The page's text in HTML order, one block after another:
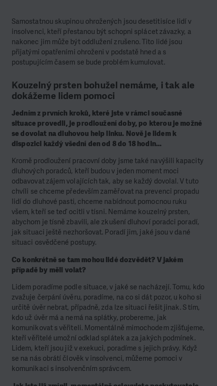
Samostatnou skupinou ohrožených jsou desetitisíce lidí v
insolvenci, kteří přestanou být schopni splácet závazky, a
nakonec jim může být oddlužení zrušeno. Tito lidé jsou
přijatými opatřeními ohroženi v podstatě hned a s
postupujícím časem se bude problém kumulovat.
Kouzelný prsten bohužel nemáme, i tak ale
dokážeme lidem pomoci
Jedním z prvních kroků, které jste v rámci současné
situace provedli, je prodloužení doby, po kterou je možné
se dovolat na dluhovou help linku. Nově je lidem k
dispozici každý všední den od 8 do 18 hodin…
Kromě prodloužení pracovní doby jsme také navýšili kapacity
dluhových poradců, kteří budou v jeden moment moci
odbavovat zájem volajících tak, aby se každý dovolal. V tuto
chvíli se chceme především zaměřovat na prevenci propadu
lidí do dluhové pasti, chceme nabídnout pomocnou ruku
všem, kteří se teď ocitli v tísni. Nemáme kouzelný prsten,
abychom je tísně zbavili, ale zkušení dluhoví poradci poradí,
jak situaci ještě nezhoršovat. Poradí jim, jaké jsou v dané
situaci osvědčené postupy.
Co konkrétně se tam mohou lidé dozvědět? V jakém
případě by měli volat?
Lidem poradíme podle situace, v jaké se nacházejí. Tomu, kdo
zvažuje čerpání úvěru, poradíme, na co si dát pozor, u koho si
určitě úvěr nebrat, případně, zda lze situaci řešit jinak. S tím,
kdo už úvěr má a nemá na splátky, probereme, jak
komunikovat s věřiteli. Momentálně mimochodem zjišťujeme,
kteří věřitelé umožní odklad splátek a za jakých podmínek.
Lidem, kteří jsou již v exekuci, poradíme s jejich právy. Když
se na nás obrátí člověk v insolvenci, můžeme pomoci v
komunikaci s insolvenčním správcem.